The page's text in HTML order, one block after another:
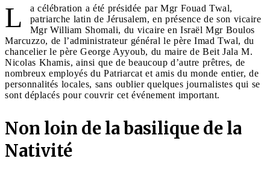
L
a célébration a été présidée par Mgr Fouad Twal,
patriarche latin de Jérusalem, en présence de son vicaire
Mgr William Shomali, du vicaire en Israël Mgr Boulos
Marcuzzo, de l’administrateur général le père Imad Twal, du
chancelier le père George Ayyoub, du maire de Beit Jala M.
Nicolas Khamis, ainsi que de beaucoup d’autre prêtres, de
nombreux employés du Patriarcat et amis du monde entier, de
personnalités locales, sans oublier quelques journalistes qui se
sont déplacés pour couvrir cet événement important.
Non loin de la basilique de la
Nativité